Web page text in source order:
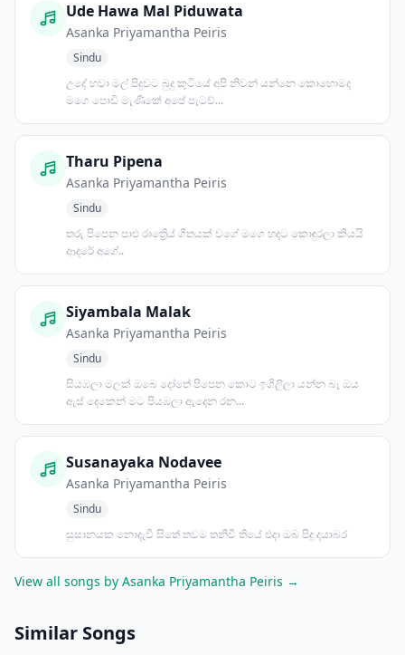
Ude Hawa Mal Piduwata
Asanka Priyamantha Peiris
Sindu
උදේ හවා මල් පිදුවට බුදු කුටියේ අපි නිවන් යන්නෙ කොහොමද
මගෙ පොඩි මැණිකේ අපේ පැටව්...
Tharu Pipena
Asanka Priyamantha Peiris
Sindu
තරු පිපෙන පාළු රාත්‍රිෙය් ගීතයක් වගේ මගෙ හදට කොඳුරලා කියයි
ආදරේ අගේ..
Siyambala Malak
Asanka Priyamantha Peiris
Sindu
සියඹලා මලක්‌ ඔබෙ දෝතේ පිපෙන කොට ඉගිලිලා යන්න බෑ ඔය
ඇස්‌ දෙකෙන් මට පියඹලා ඇදෙන රන...
Susanayaka Nodavee
Asanka Priyamantha Peiris
Sindu
සුසානයක නොදැවී සිතේ තවම තනිවී තියේ එදා ඔබ පිදූ දයාබර
View all songs by Asanka Priyamantha Peiris →
Similar Songs